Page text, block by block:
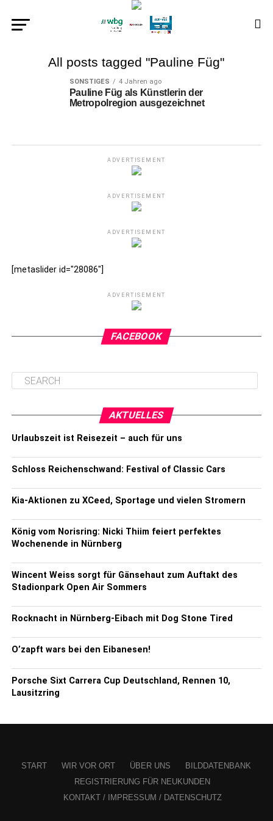
All posts tagged "Pauline Füg"
SONSTIGES 4 Jahren ago
Pauline Füg als Künstlerin der
Metropolregion ausgezeichnet
ADVERTISEMENT
ADVERTISEMENT
ADVERTISEMENT
[metaslider id="28086"]
ADVERTISEMENT
FACEBOOK
AKTUELLES
Urlaubszeit ist Reisezeit – auch für uns
Schloss Reichenschwand: Festival of Classic Cars
Kia-Aktionen zu XCeed, Sportage und vielen Stromern
König vom Norisring: Nicki Thiim feiert perfektes
Wochenende in Nürnberg
Wincent Weiss sorgt für Gänsehaut zum Auftakt des
Stadionpark Open Air Sommers
Rocknacht in Nürnberg-Eibach mit Dog Stone Tired
O’zapft wars bei den Eibanesen!
Porsche Sixt Carrera Cup Deutschland, Rennen 10,
Lausitzring
START WIR VOR ORT ÜBER UNS
BILDDATENBANK
REGISTRIERUNG FÜR NEUKUNDEN
KONTAKT / IMPRESSUM / DATENSCHUTZ